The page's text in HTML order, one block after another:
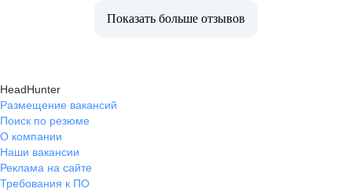
Показать больше отзывов
HeadHunter
Размещение вакансий
Поиск по резюме
О компании
Наши вакансии
Реклама на сайте
Требования к ПО